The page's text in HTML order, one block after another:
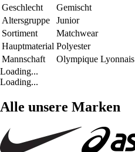
Geschlecht
Gemischt
Altersgruppe
Junior
Sortiment
Matchwear
Hauptmaterial Polyester
Mannschaft
Olympique Lyonnais
Loading...
Loading...
Alle unsere Marken